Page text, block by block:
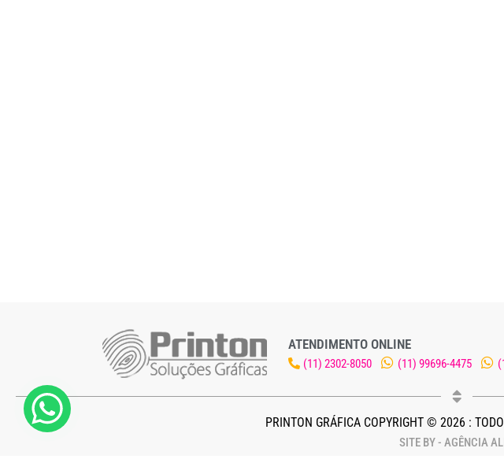
ATENDIMENTO ONLINE
(11) 2302-8050 (11) 99696-4475
PRINTON GRÁFICA COPYRIGHT © 2026 :
SITE BY - AGÊNCIA